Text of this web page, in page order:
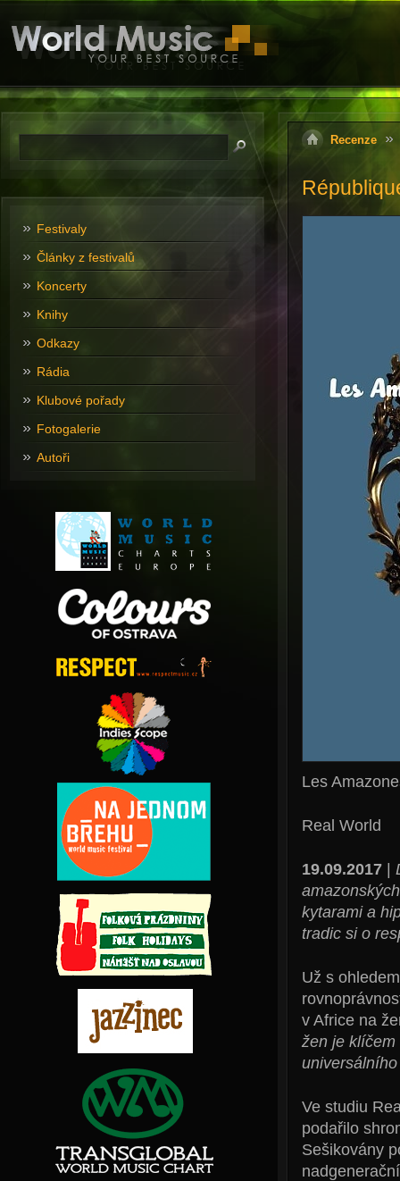
Recenze
Les
Real World
19.09.2017|
kytarami a
tradic si o
Už s
v Africe na
žen je
Ve studiu
podařilo
Sešikovány
Festivaly
Články z festivalů
Koncerty
Knihy
Odkazy
Rádia
Klubové pořady
Fotogalerie
Autoři